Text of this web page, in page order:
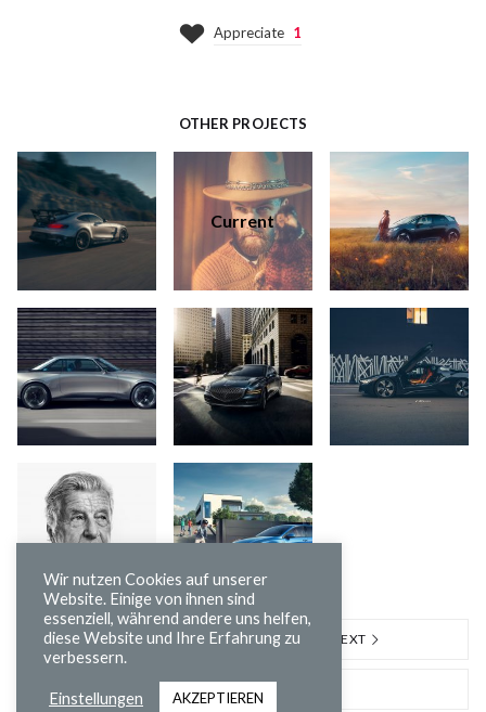
Appreciate 1
OTHER PROJECTS
Current
PREVIOUS NEXT
BACK TO PORTFOLIO
Wir nutzen Cookies auf unserer
Website. Einige von ihnen sind
essenziell, während andere uns helfen,
diese Website und Ihre Erfahrung zu
verbessern.
Einstellungen AKZEPTIEREN